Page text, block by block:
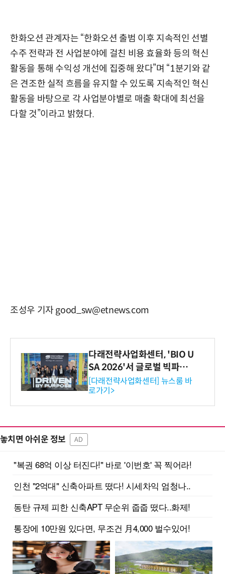
한화오션 관계자는 “한화오션 출범 이후 지속적인 선별
수주 전략과 전 사업분야에 걸친 비용 효율화 등의 혁신
활동을 통해 수익성 개선에 집중해 왔다”며 “1분기와 같
은 견조한 실적 흐름을 유지할 수 있도록 지속적인 혁신
활동을 바탕으로 각 사업분야별로 매출 확대에 최선을
다할 것”이라고 밝혔다.
조성우 기자 good_sw@etnews.com
다래전략사업화센터, 'BIO U
SA 2026'서 글로벌 빅파마
와의 비즈니스 미팅 지원…K
-바이오 해외 진출 교두보 확
보
[다래전략사업화센터] 뉴스룸 바
로가기>
놓치면 아쉬운 정보 AD